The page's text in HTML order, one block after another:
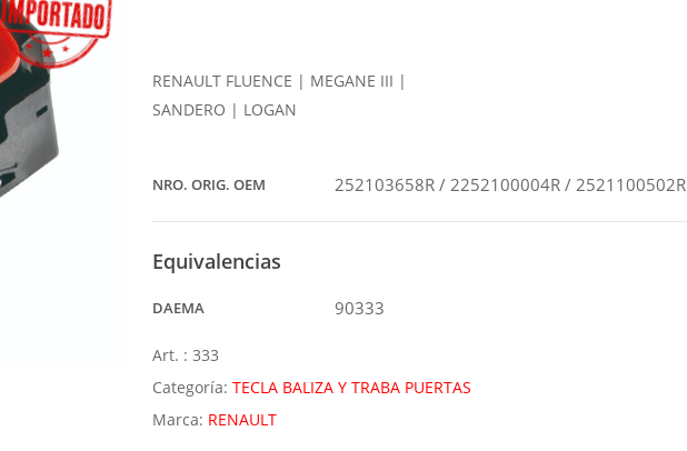
cerrar.
RENAULT FLUENCE | MEGANE III |
SANDERO | LOGAN
NRO. ORIG. OEM 252103658R / 2252100004R / 2521100502R
Equivalencias
DAEMA 90333
Art. : 333
Categoría: TECLA BALIZA Y TRABA PUERTAS
Marca: RENAULT